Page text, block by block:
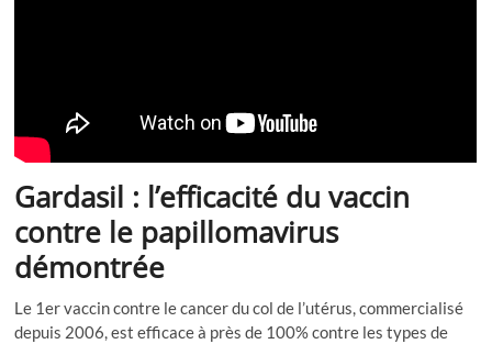
Gardasil : l’efficacité du vaccin
contre le papillomavirus
démontrée
Le 1er vaccin contre le cancer du col de l’utérus, commercialisé
depuis 2006, est efficace à près de 100% contre les types de